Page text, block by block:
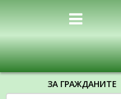
ЗА ГРАЖДАНИТЕ